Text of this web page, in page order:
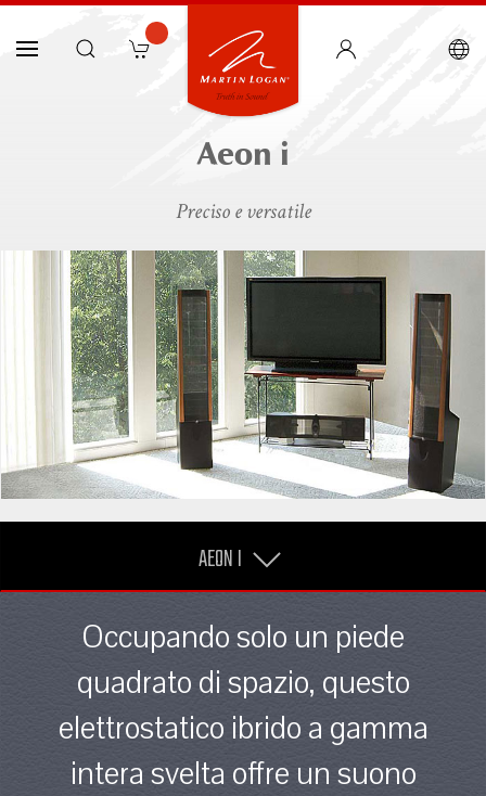
Aeon i
Preciso e versatile
AEON I
Occupando solo un piede
quadrato di spazio, questo
elettrostatico ibrido a gamma
intera svelta offre un suono